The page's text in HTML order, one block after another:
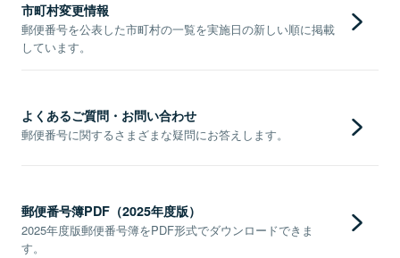
市町村変更情報
郵便番号を公表した市町村の一覧を実施日の新しい順に掲載
しています。
よくあるご質問・お問い合わせ
郵便番号に関するさまざまな疑問にお答えします。
郵便番号簿PDF（2025年度版）
2025年度版郵便番号簿をPDF形式でダウンロードできま
す。